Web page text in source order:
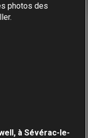
photos des
à Sévérac-le-